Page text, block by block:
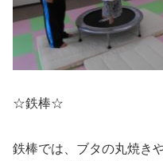
☆鉄棒☆
鉄棒では、ブタの丸焼き